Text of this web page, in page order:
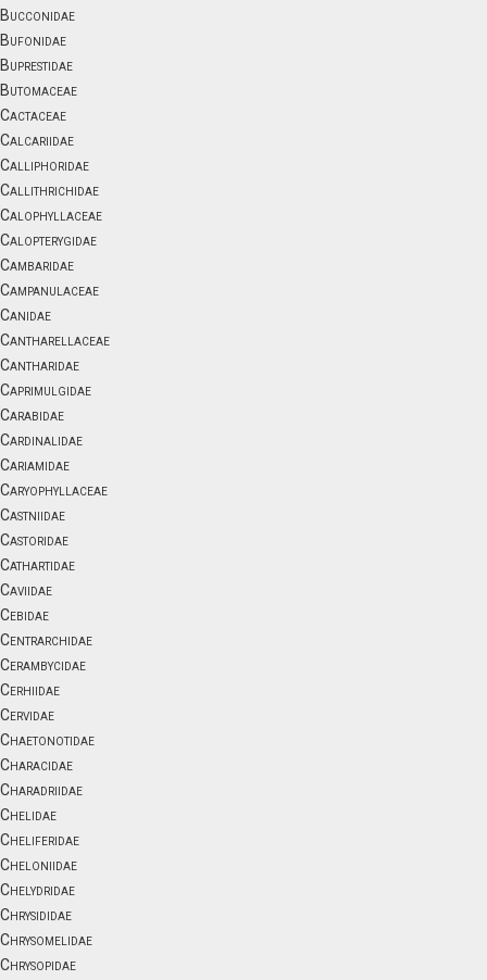
Bucconidae
Bufonidae
Buprestidae
Butomaceae
Cactaceae
Calcariidae
Calliphoridae
Callithrichidae
Calophyllaceae
Calopterygidae
Cambaridae
Campanulaceae
Canidae
Cantharellaceae
Cantharidae
Caprimulgidae
Carabidae
Cardinalidae
Cariamidae
Caryophyllaceae
Castniidae
Castoridae
Cathartidae
Caviidae
Cebidae
Centrarchidae
Cerambycidae
Cerhiidae
Cervidae
Chaetonotidae
Characidae
Charadriidae
Chelidae
Cheliferidae
Cheloniidae
Chelydridae
Chrysididae
Chrysomelidae
Chrysopidae